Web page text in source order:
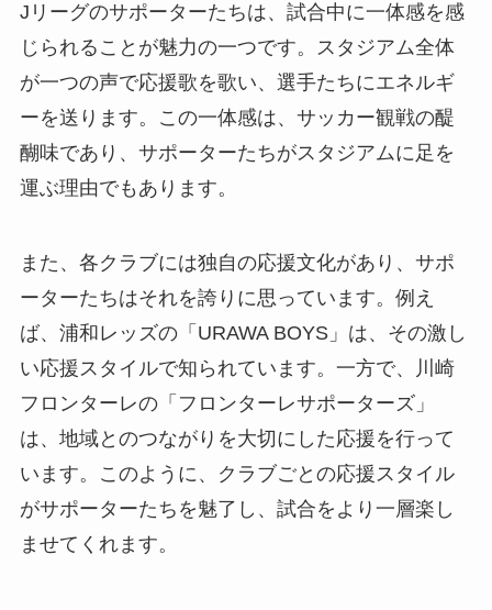
Jリーグのサポーターたちは、試合中に一体感を感
じられることが魅力の一つです。スタジアム全体
が一つの声で応援歌を歌い、選手たちにエネルギ
ーを送ります。この一体感は、サッカー観戦の醍
醐味であり、サポーターたちがスタジアムに足を
運ぶ理由でもあります。
また、各クラブには独自の応援文化があり、サポ
ーターたちはそれを誇りに思っています。例え
ば、浦和レッズの「URAWA BOYS」は、その激し
い応援スタイルで知られています。一方で、川崎
フロンターレの「フロンターレサポーターズ」
は、地域とのつながりを大切にした応援を行って
います。このように、クラブごとの応援スタイル
がサポーターたちを魅了し、試合をより一層楽し
ませてくれます。